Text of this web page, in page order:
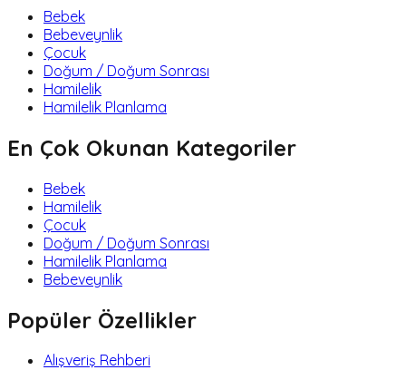
Bebek
Bebeveynlik
Çocuk
Doğum / Doğum Sonrası
Hamilelik
Hamilelik Planlama
En Çok Okunan Kategoriler
Bebek
Hamilelik
Çocuk
Doğum / Doğum Sonrası
Hamilelik Planlama
Bebeveynlik
Popüler Özellikler
Alışveriş Rehberi